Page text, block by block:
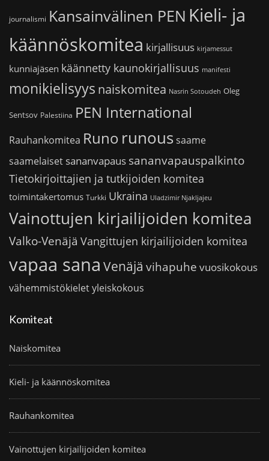
journalismi Kansainvälinen PEN Kieli- ja
käännöskomitea kirjallisuus kirjamessut
kunniajäsen käännetty kaunokirjallisuus manifesti
monikielisyys naiskomitea Nasrin Sotoudeh Oleg
Sentsov Palestiina PEN International
Rauhankomitea Runo runoussaame
saamelaiset sananvapaus sananvapauspalkinto
Tietokirjoittajien ja tutkijoiden komitea
toimintakertomus Turkki Ukraina Uladzimir Njakljajeu
Vainottujen kirjailijoiden komitea
Valko-Venäjä Vangittujen kirjailijoiden komitea
vapaa sana Venäjä vihapuhe vuosikokous
vähemmistökieletyleiskokous
Komiteat
Naiskomitea
Kieli- ja käännöskomitea
Rauhankomitea
Vainottujen kirjailijoiden komitea